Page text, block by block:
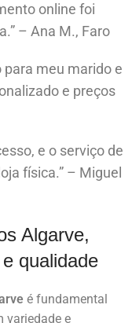
online foi
– Ana M., Faro
para meu marido e
e preços
e o serviço de
física.” – Miguel
Algarve,
qualidade
é fundamental
variedade e